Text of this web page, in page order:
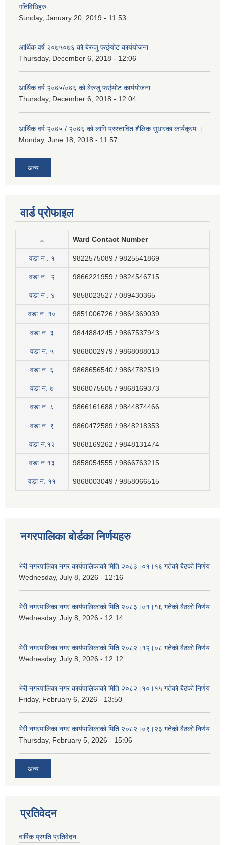
गतिविधिहरु :
Sunday, January 20, 2019 - 11:53
आर्थिक वर्ष २०७५०७६ को बेरुजु फर्छ्योट कार्ययोजना
Thursday, December 6, 2018 - 12:06
आर्थिक वर्ष २०७५/०७६ को बेरुजु फर्छ्योट कार्ययोजना
Thursday, December 6, 2018 - 12:04
आर्थिक वर्ष २०७५ / २०७६ को लागि प्रस्तावित शैक्षिक सुधारका कार्यक्रम ।
Monday, June 18, 2018 - 11:57
अन्य
वार्ड प्रोफाइल
Ward Contact Number
वडा न . १ 9822575089 / 9825541869
वडा न . २ 9866221959 / 9824546715
वडा न . ४ 9858023527 / 089430365
वडा न. १० 9851006726 / 9864369039
वडा न. ३ 9844884245 / 9867537943
वडा न. ५ 9868002979 / 9868088013
वडा न. ६ 9868656540 / 9864782519
वडा न. ७ 9868075505 / 9868169373
वडा न. ८ 9866161688 / 9844874466
वडा न. ९ 9860472589 / 9848218353
वडा न.१२ 9868169262 / 9848131474
वडा न.१३ 9858054555 / 9866763215
वडा न‍. ११ 9868003049 / 9858066515
नगरपालिका बोर्डका निर्णयहरु
भेरी नगरपालिका नगर कार्यपालिकाको मिति २०८३।०१।१६ गतेको बैठको निर्णय
Wednesday, July 8, 2026 - 12:16
भेरी नगरपालिका नगर कार्यपालिकाको मिति २०८३।०१।१६ गतेको बैठको निर्णय
Wednesday, July 8, 2026 - 12:14
भेरी नगरपालिका नगर कार्यपालिकाको मिति २०८२।१२।०८ गतेको बैठको निर्णय
Wednesday, July 8, 2026 - 12:12
भेरी नगरपालिका नगर कार्यपालिकाको मिति २०८२।१०।१५ गतेको बैठको निर्णय
Friday, February 6, 2026 - 13:50
भेरी नगरपालिका नगर कार्यपालिकाको मिति २०८२।०९।२३ गतेको बैठको निर्णय
Thursday, February 5, 2026 - 15:06
अन्य
प्रतिवेदन
वार्षिक प्रगति प्रतिवेदन